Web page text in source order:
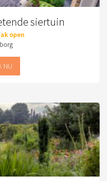
siertuin
open
NU